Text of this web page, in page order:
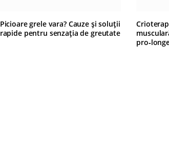
Picioare grele vara? Cauze și soluții
rapide pentru senzația de greutate